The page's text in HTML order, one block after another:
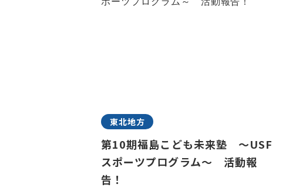
東北地方
第10期福島こども未来塾 ～USF
スポーツプログラム～ 活動報
告！